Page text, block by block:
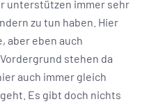
unterstützen immer sehr
zu tun haben. Hier
aber eben auch
stehen da
auch immer gleich
Es gibt doch nichts